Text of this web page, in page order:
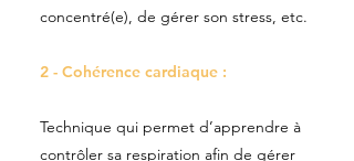
concentré(e), de gérer son stress, etc.
2 - Cohérence cardiaque :
Technique qui permet d’apprendre à
contrôler sa respiration afin de gérer